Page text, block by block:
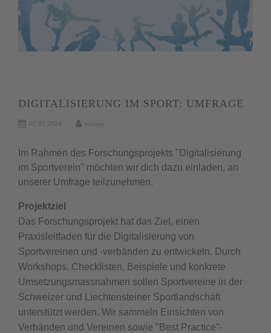
DIGITALISIERUNG IM SPORT: UMFRAGE
07.03.2024 andrea
Im Rahmen des Forschungsprojekts "Digitalisierung
im Sportverein" möchten wir dich dazu einladen, an
unserer Umfrage teilzunehmen.
Projektziel
Das Forschungsprojekt hat das Ziel, einen
Praxisleitfaden für die Digitalisierung von
Sportvereinen und -verbänden zu entwickeln. Durch
Workshops, Checklisten, Beispiele und konkrete
Umsetzungsmassnahmen sollen Sportvereine in der
Schweizer und Liechtensteiner Sportlandschaft
unterstützt werden. Wir sammeln Einsichten von
Verbänden und Vereinen sowie "Best Practice"-